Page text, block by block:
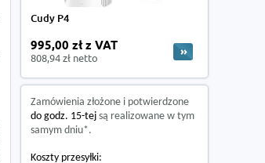
Cudy P4
995,00 zł z VAT
808,94 zł netto
Zamówienia złożone i potwierdzone
do godz. 15-tej są realizowane w tym
samym dniu*.
Koszty przesyłki: